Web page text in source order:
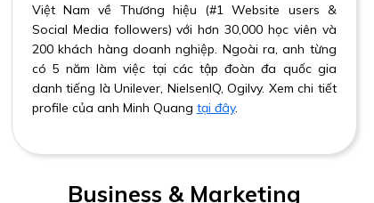
Việt Nam về Thương hiệu (#1 Website users &
Social Media followers) với hơn 30,000 học viên và
200 khách hàng doanh nghiệp. Ngoài ra, anh từng
có 5 năm làm việc tại các tập đoàn đa quốc gia
danh tiếng là Unilever, NielsenIQ, Ogilvy. Xem chi tiết
profile của anh Minh Quang tại đây.
Business & Marketing